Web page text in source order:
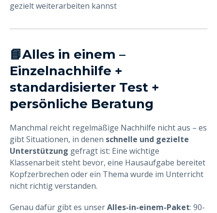
gezielt weiterarbeiten kannst
📘Alles in einem –
Einzelnachhilfe +
standardisierter Test +
persönliche Beratung
Manchmal reicht regelmäßige Nachhilfe nicht aus – es
gibt Situationen, in denen schnelle und gezielte
Unterstützung gefragt ist: Eine wichtige
Klassenarbeit steht bevor, eine Hausaufgabe bereitet
Kopfzerbrechen oder ein Thema wurde im Unterricht
nicht richtig verstanden.
Genau dafür gibt es unserAlles-in-einem-Paket: 90-